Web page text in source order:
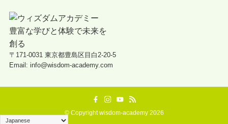
〒171-0031 東京都豊島区目白2-20-5
Email: info@wisdom-academy.com
©Copyright wisdom-academy 2026